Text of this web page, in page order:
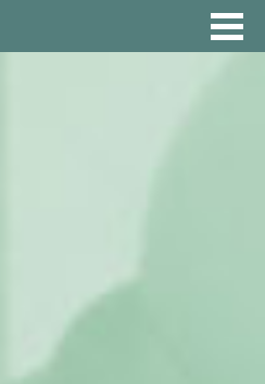
Toggle
menu